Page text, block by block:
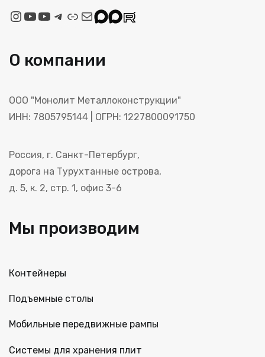
Instagram
YouTube
Rutube
Telegram
LinkMailMax
Max
О компании
ООО "Монолит Металлоконструкции"
ИНН: 7805795144 | ОГРН: 1227800091750
Россия, г. Санкт-Петербург,
дорога на Турухтанные острова,
д. 5, к. 2, стр. 1, офис 3-6
Мы производим
Контейнеры
Подъемные столы
Мобильные передвижные рампы
Системы для хранения плит